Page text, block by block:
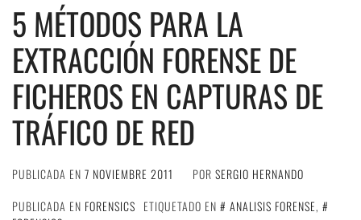
5 MÉTODOS PARA LA
EXTRACCIÓN FORENSE DE
FICHEROS EN CAPTURAS DE
TRÁFICO DE RED
PUBLICADA EN 7 NOVIEMBRE 2011 POR SERGIO HERNANDO
PUBLICADA EN FORENSICS ETIQUETADO EN ANALISIS FORENSE,